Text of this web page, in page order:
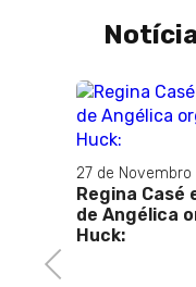
Previous
27 de Novembro
Regina
de Angélica
Huck: